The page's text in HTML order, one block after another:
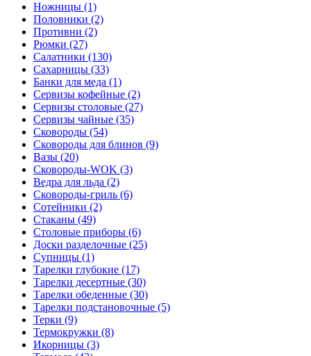
Ножницы (1)
Половники (2)
Противни (2)
Рюмки (27)
Салатники (130)
Сахарницы (33)
Банки для меда (1)
Сервизы кофейные (2)
Сервизы столовые (27)
Сервизы чайные (35)
Сковороды (54)
Сковороды для блинов (9)
Вазы (20)
Сковороды-WOK (3)
Ведра для льда (2)
Сковороды-гриль (6)
Сотейники (2)
Стаканы (49)
Столовые приборы (6)
Доски разделочные (25)
Супницы (1)
Тарелки глубокие (17)
Тарелки десертные (30)
Тарелки обеденные (30)
Тарелки подстановочные (5)
Терки (9)
Термокружки (8)
Икорницы (3)